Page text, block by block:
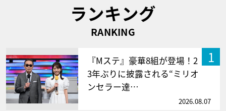
ランキング
RANKING
1
『Mステ』豪華8組が登場！2
3年ぶりに披露される“ミリオ
ンセラー達…
2026.08.07